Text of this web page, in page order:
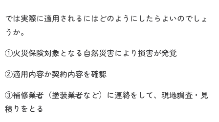
では実際に適用されるにはどのようにしたらよいのでしょ
うか。
①火災保険対象となる自然災害により損害が発覚
②適用内容か契約内容を確認
③補修業者（塗装業者など）に連絡をして、現地調査・見
積りをとる